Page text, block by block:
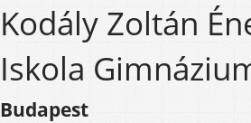
Kodály Zoltán
Iskola
Budapest